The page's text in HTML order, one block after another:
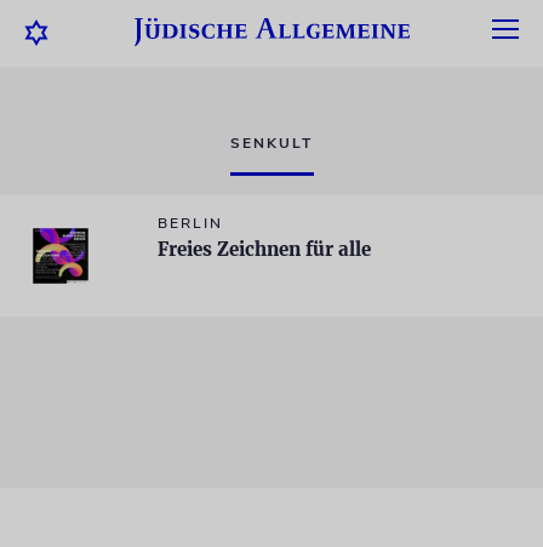
SENKULT
BERLIN
Freies Zeichnen für alle